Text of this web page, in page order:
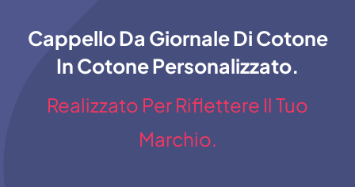
Catalogare
Cappello Da Giornale Di Cotone
In Cotone Personalizzato.
Realizzato Per Riflettere Il Tuo
Marchio.